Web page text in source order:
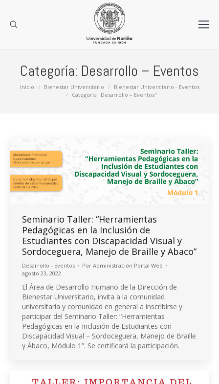
Categoría: Desarrollo – Eventos
Estás aquí:
Inicio Bienestar Universitario
Bienestar Universitario - Eventos
Categoría "Desarrollo – Eventos"
Seminario Taller: “Herramientas
Pedagógicas en la Inclusión de
Estudiantes con Discapacidad Visual y
Sordoceguera, Manejo de Braille y Abaco”
Desarrollo - Eventos Por Administración Portal Web
agosto 23, 2022
El Área de Desarrollo Humano de la Dirección de
Bienestar Universitario, invita a la comunidad
universitaria y comunidad en general a inscribirse y
participar del Seminario Taller: “Herramientas
Pedagógicas en la Inclusión de Estudiantes con
Discapacidad Visual – Sordoceguera, Manejo de Braille
y Ábaco, Módulo 1”. Se certificará la participación.